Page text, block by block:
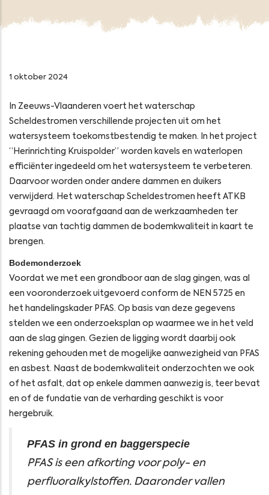
1 oktober 2024
In Zeeuws-Vlaanderen voert het waterschap
Scheldestromen verschillende projecten uit om het
watersysteem toekomstbestendig te maken. In het project
“Herinrichting Kruispolder” worden kavels en waterlopen
efficiënter ingedeeld om het watersysteem te verbeteren.
Daarvoor worden onder andere dammen en duikers
verwijderd. Het waterschap Scheldestromen heeft ATKB
gevraagd om voorafgaand aan de werkzaamheden ter
plaatse van tachtig dammen de bodemkwaliteit in kaart te
brengen.
Bodemonderzoek
Voordat we met een grondboor aan de slag gingen, was al
een vooronderzoek uitgevoerd conform de NEN 5725 en
het handelingskader PFAS. Op basis van deze gegevens
stelden we een onderzoeksplan op waarmee we in het veld
aan de slag gingen. Gezien de ligging wordt daarbij ook
rekening gehouden met de mogelijke aanwezigheid van PFAS
en asbest. Naast de bodemkwaliteit onderzochten we ook
of het asfalt, dat op enkele dammen aanwezig is, teer bevat
en of de fundatie van de verharding geschikt is voor
hergebruik.
PFAS in grond en baggerspecie
PFAS is een afkorting voor poly- en
perfluoralkylstoffen. Daaronder vallen